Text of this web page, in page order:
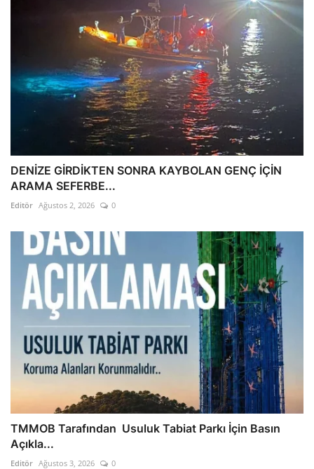
DENİZE GİRDİKTEN SONRA KAYBOLAN GENÇ İÇİN
ARAMA SEFERBE...
Editör Ağustos 2, 2026 0
TMMOB Tarafından Usuluk Tabiat Parkı İçin Basın
Açıkla...
Editör Ağustos 3, 2026 0